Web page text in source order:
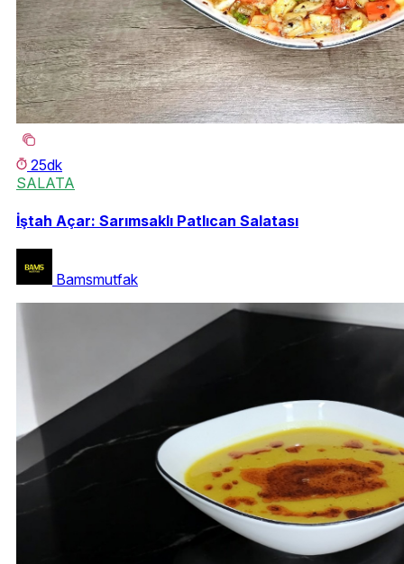
25dk
SALATA
İştah Açar: Sarımsaklı Patlıcan Salatası
Bamsmutfak